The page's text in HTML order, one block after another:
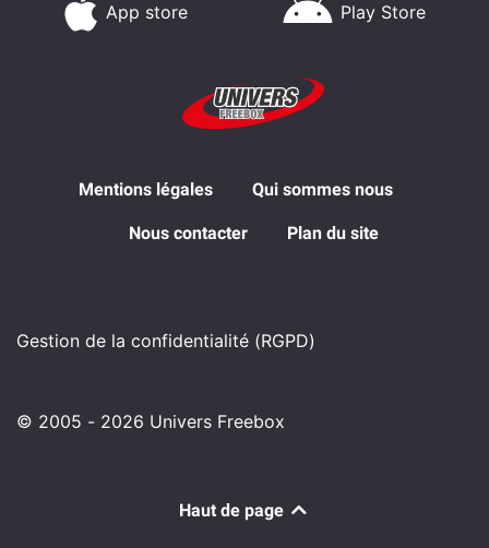
App store Play Store
Mentions légales Qui sommes nous
Nous contacter Plan du site
Gestion de la confidentialité (RGPD)
© 2005 - 2026 Univers Freebox
Haut de page